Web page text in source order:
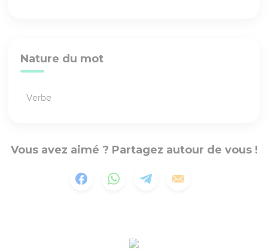
Nature du mot
Verbe
Vous avez aimé ? Partagez autour de vous !